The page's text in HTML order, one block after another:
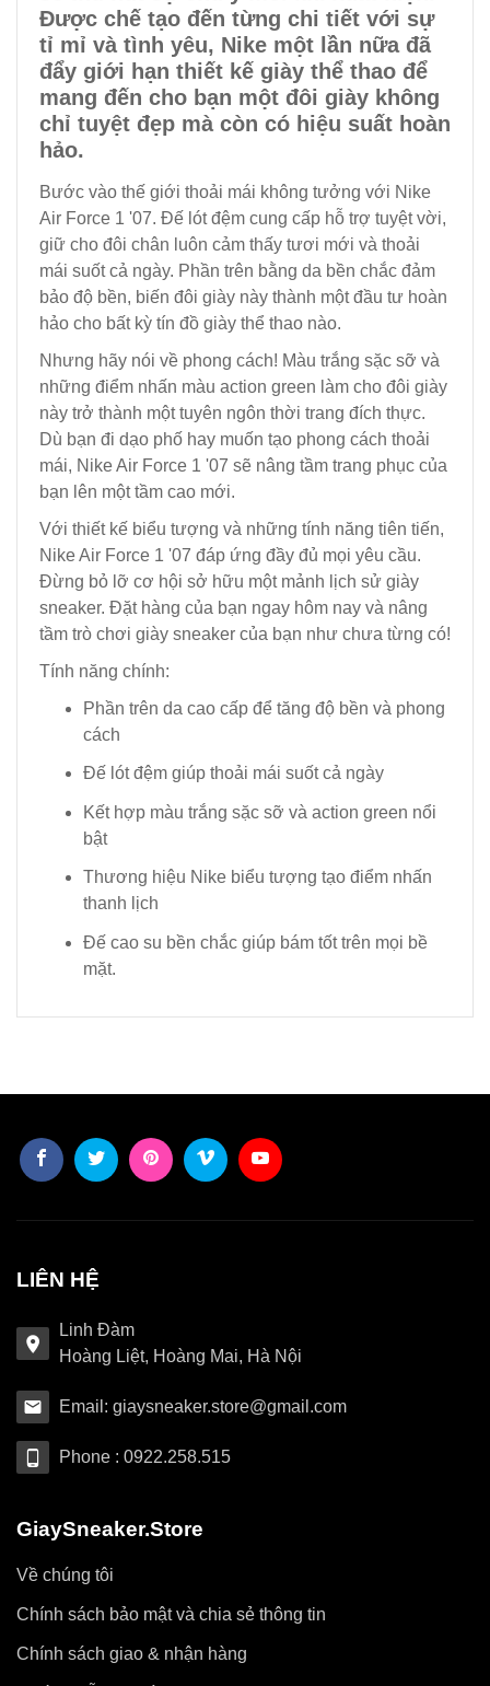
Được chế tạo đến từng chi tiết với sự
tỉ mỉ và tình yêu, Nike một lần nữa đã
đẩy giới hạn thiết kế giày thể thao để
mang đến cho bạn một đôi giày không
chỉ tuyệt đẹp mà còn có hiệu suất hoàn
hảo.
Bước vào thế giới thoải mái không tưởng với Nike
Air Force 1 '07. Đế lót đệm cung cấp hỗ trợ tuyệt vời,
giữ cho đôi chân luôn cảm thấy tươi mới và thoải
mái suốt cả ngày. Phần trên bằng da bền chắc đảm
bảo độ bền, biến đôi giày này thành một đầu tư hoàn
hảo cho bất kỳ tín đồ giày thể thao nào.
Nhưng hãy nói về phong cách! Màu trắng sặc sỡ và
những điểm nhấn màu action green làm cho đôi giày
này trở thành một tuyên ngôn thời trang đích thực.
Dù bạn đi dạo phố hay muốn tạo phong cách thoải
mái, Nike Air Force 1 '07 sẽ nâng tầm trang phục của
bạn lên một tầm cao mới.
Với thiết kế biểu tượng và những tính năng tiên tiến,
Nike Air Force 1 '07 đáp ứng đầy đủ mọi yêu cầu.
Đừng bỏ lỡ cơ hội sở hữu một mảnh lịch sử giày
sneaker. Đặt hàng của bạn ngay hôm nay và nâng
tầm trò chơi giày sneaker của bạn như chưa từng có!
Tính năng chính:
Phần trên da cao cấp để tăng độ bền và phong
cách
Đế lót đệm giúp thoải mái suốt cả ngày
Kết hợp màu trắng sặc sỡ và action green nổi
bật
Thương hiệu Nike biểu tượng tạo điểm nhấn
thanh lịch
Đế cao su bền chắc giúp bám tốt trên mọi bề
mặt.
LIÊN HỆ
Linh Đàm
Hoàng Liệt, Hoàng Mai, Hà Nội
Email: giaysneaker.store@gmail.com
Phone : 0922.258.515
GiaySneaker.Store
Về chúng tôi
Chính sách bảo mật và chia sẻ thông tin
Chính sách giao & nhận hàng